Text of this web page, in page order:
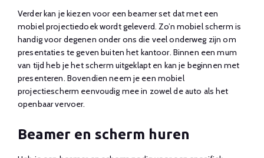
Verder kan je kiezen voor een beamer set dat met een
mobiel projectiedoek wordt geleverd. Zo’n mobiel scherm is
handig voor degenen onder ons die veel onderweg zijn om
presentaties te geven buiten het kantoor. Binnen een mum
van tijd heb je het scherm uitgeklapt en kan je beginnen met
presenteren. Bovendien neem je een mobiel
projectiescherm eenvoudig mee in zowel de auto als het
openbaar vervoer.
Beamer en scherm huren